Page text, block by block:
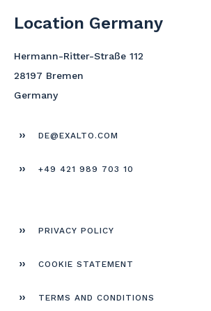
Location Germany
Hermann-Ritter-Straße 112
28197 Bremen
Germany
DE@EXALTO.COM
+49 421 989 703 10
PRIVACY POLICY
COOKIE STATEMENT
TERMS AND CONDITIONS